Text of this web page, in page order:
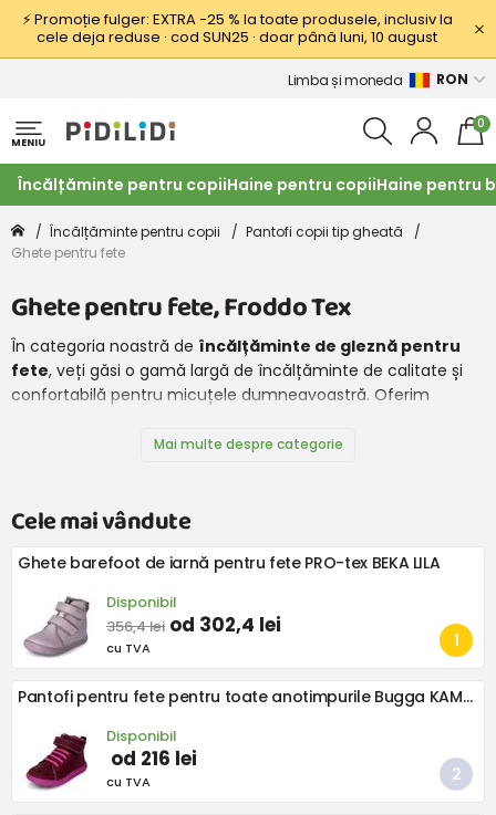
⚡ Promoție fulger: EXTRA −25 % la toate produsele, inclusiv la
cele deja reduse · cod SUN25 · doar până luni, 10 august
Limba și moneda RON
MENIU
0
Încălțăminte pentru copiiHaine pentru copiiHaine pentru
Încălțăminte pentru copii
Pantofi copii tip gheată
Ghete pentru fete
Ghete pentru fete, Froddo Tex
În categoria noastră de încălțăminte de gleznă pentru
fete, veți găsi o gamă largă de încălțăminte de calitate și
confortabilă pentru micuțele dumneavoastră. Oferim
,Protetika,Froddo,Pegres
Mai multe despre categorie
Cele mai vândute
Ghete barefoot de iarnă pentru fete PRO-tex BEKA LILA
Disponibil
356,4 lei od 302,4 lei
cu TVA
Pantofi pentru fete pentru toate anotimpurile Bugga KAMA Burgundy B00200-07
Disponibil
od 216 lei
cu TVA